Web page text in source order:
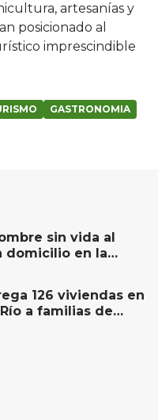
artesanías y
posicionado al
imprescindible
GASTRONOMIA
sin vida al
domicilio en la
San Juan del
126 viviendas en
a familias de